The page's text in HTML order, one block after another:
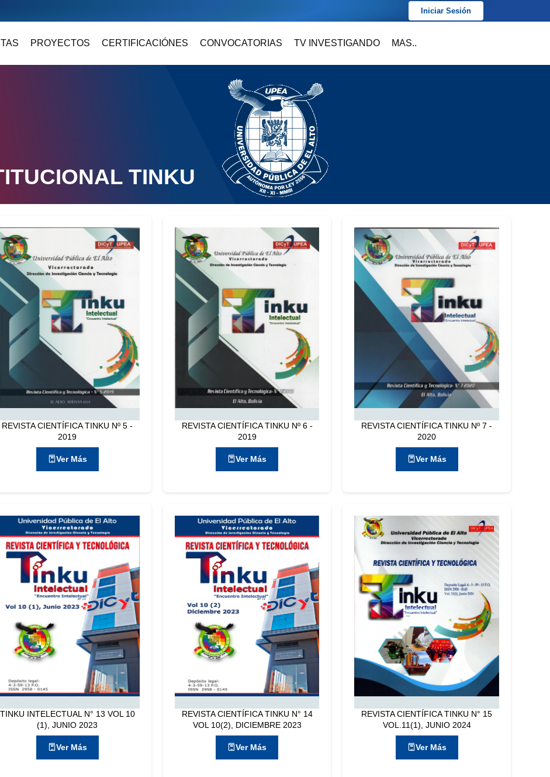
Iniciar Sesión
PROYECTOS CERTIFICACIÓNES CONVOCATORIAS TV INVESTIGANDO MAS..
TINKU
REVISTA CIENTÍFICA TINKU Nº 5 -
2019
Ver Más
REVISTA CIENTÍFICA TINKU Nº 6 -
2019
Ver Más
REVISTA CIENTÍFICA TINKU Nº 7 -
2020
Ver Más
TINKU INTELECTUAL N° 13 VOL 10
(1), JUNIO 2023
Ver Más
REVISTA CIENTÍFICA TINKU N° 14
VOL 10(2), DICIEMBRE 2023
Ver Más
REVISTA CIENTÍFICA TINKU N° 15
VOL.11(1), JUNIO 2024
Ver Más